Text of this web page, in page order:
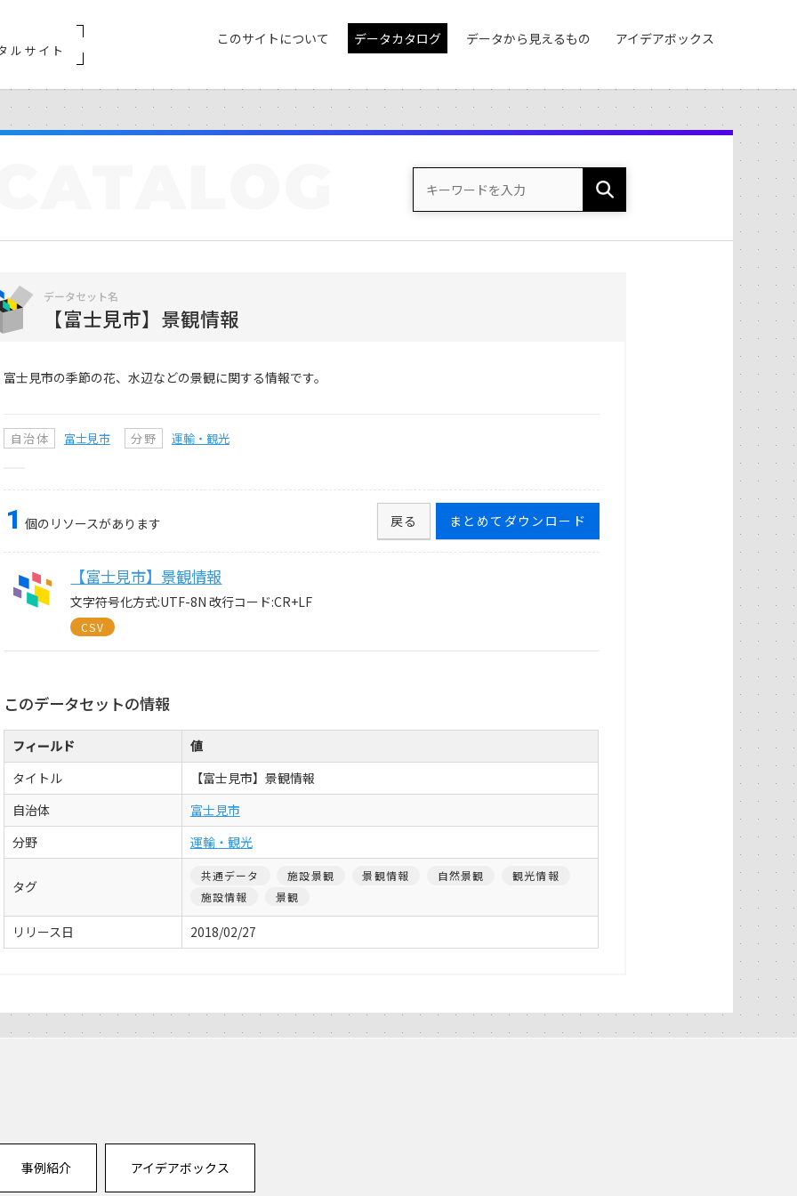
ルサイト
このサイトについて データカタログ データから見えるもの アイデアボックス
データセット名
【富士見市】景観情報
富士見市の季節の花、水辺などの景観に関する情報です。
自治体 富士見市 分野 運輸・観光
1 個のリソースがあります まとめてダウンロード
戻る
【富士見市】景観情報
文字符号化方式:UTF-8N 改行コード:CR+LF
CSV
このデータセットの情報
フィールド
値
タイトル
【富士見市】景観情報
自治体
富士見市
分野
運輸・観光
タグ
共通データ 施設景観 景観情報 自然景観
観光情報
施設情報
景観
リリース日 2018/02/27
事例紹介 アイデアボックス